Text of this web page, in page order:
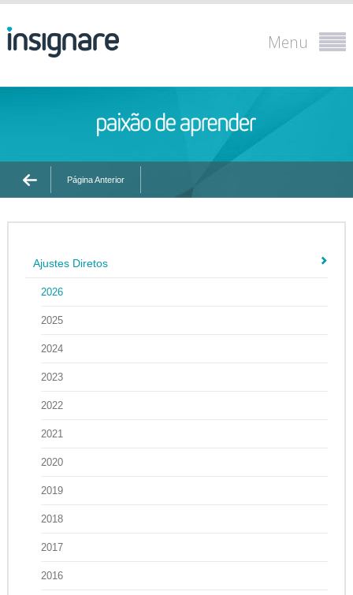
Menu
Página Anterior
Ajustes Diretos
2026
2025
2024
2023
2022
2021
2020
2019
2018
2017
2016